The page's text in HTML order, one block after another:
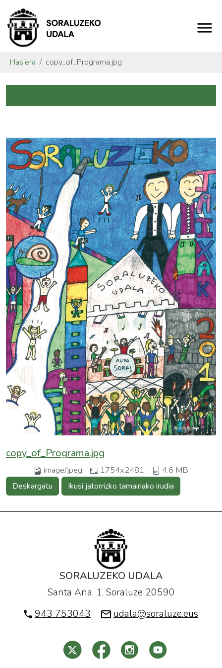
Hasiera copy_of_Programa.jpg
copy_of_Programa.jpg
image/jpeg 1754x2481 4.6 MB
Deskargatu Ikusi jatorrizko tamainako irudia
SORALUZEKO UDALA
Santa Ana, 1. Soraluze 20590
943 753043
udala@soraluze.eus